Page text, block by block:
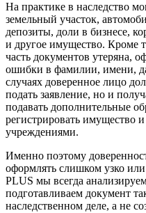
На практике в наследство
земельный участок,
депозиты, доли в бизнесе,
и другое имущество. Кроме
часть документов утеряна,
ошибки в фамилии, имени,
случаях доверенное лицо
подать заявление, но и
подавать дополнительные
регистрировать имущество
учреждениями.
Именно поэтому
оформлять слишком узко
PLUS мы всегда
подготавливаем документ
наследственном деле, а не